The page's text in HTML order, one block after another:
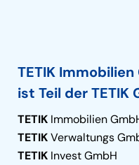
TETIK Immobilien
ist Teil der TETIK
TETIK Immobilien
TETIKVerwaltungs
TETIK Invest GmbH